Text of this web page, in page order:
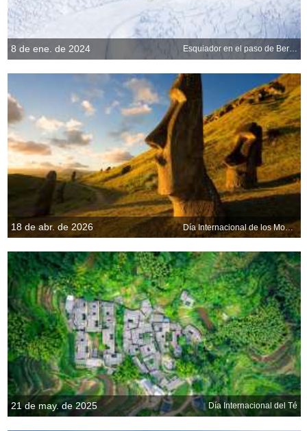
8 de ene. de 2024 Esquiador en el paso de Bernina, Graubunden, Suiza
18 de abr. de 2026 Día Internacional de los Monumentos y Sitios
21 de may. de 2025 Día Internacional del Té